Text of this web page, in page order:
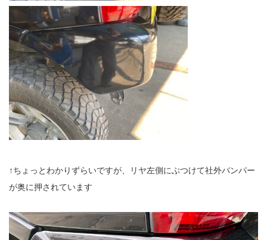
↑ちょっとわかりずらいですが、リヤ左側にぶつけて社外バンパー
が奥に押されています